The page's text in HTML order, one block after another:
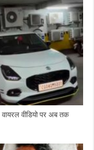
वीडियो पर अब तक